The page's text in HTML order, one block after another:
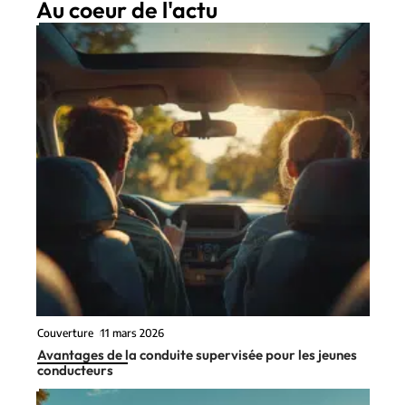
Au coeur de l'actu
Couverture 11 mars 2026
Avantages de la conduite supervisée pour les jeunes
conducteurs